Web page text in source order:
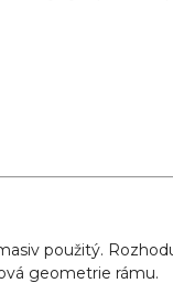
použitý.
geometrie rámu.